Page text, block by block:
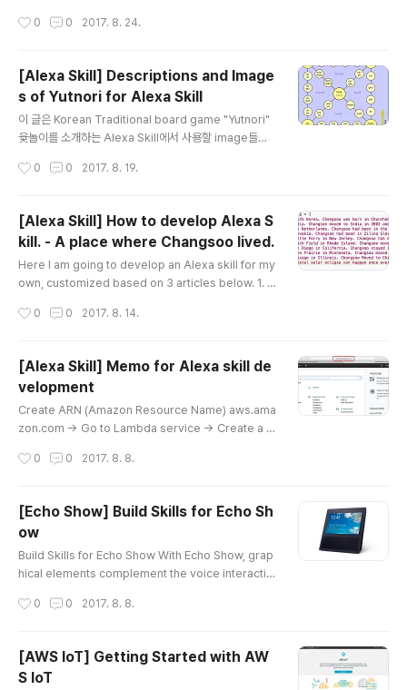
Developers: GameHelper- Let's Build A Skill -
1/26/how-to-play-yut-nori-윷놀이/- http://owlwo
rksllc.com/featured-game/yut-nori-the-korean
-game-of-sticks/ I've ..
0 0 2017. 8. 24.
[Alexa Skill] Descriptions and Image
s of Yutnori for Alexa Skill
이 글은 Korean Traditional board game "Yutnori"
윷놀이를 소개하는 Alexa Skill에서 사용할 image들을
piece moves 1 space. This is called a pig or Do
moves 3 spaces. This is called a sheep or Girl.
4 flat sides up = 1 piece moves 4 spaces. This i
s called a cow or Yut. Alexa Sk..
0 0 2017. 8. 19.
[Alexa Skill] How to develop Alexa S
kill. - A place where Changsoo lived.
Here I am going to develop an Alexa skill for my
own, customized based on 3 articles below. 1. F
f Alexa - A Free Introduction in Cloud Guru Alex
ntroduction here.https://github.com/ACloudGur
u/alexacourse I am going to modify index.js file
of 1_space..
0 0 2017. 8. 14.
[Alexa Skill] Memo for Alexa skill de
velopment
Create ARN (Amazon Resource Name) aws.ama
zon.com -> Go to Lambda service -> Create a L
nia Coding a code in Code tabConfigure Progra
op right of the screen will be used to configure t
he Alexa Skill in developer.amazon.com develo
per.amazon.com - ALEXA - Alexa..
0 0 2017. 8. 8.
[Echo Show] Build Skills for Echo Sh
ow
Build Skills for Echo Show With Echo Show, grap
hical elements complement the voice interactio
with Echo Show can include an interactive touch
display images of the ingredients and the prepa
ration process at the appropriate points in the s
0 0 2017. 8. 8.
[AWS IoT] Getting Started with AW
S IoT